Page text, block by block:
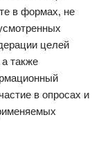
в формах, не
целей
также
в опросах и